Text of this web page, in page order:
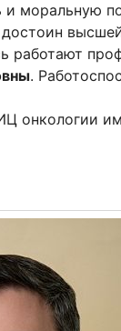
и моральную
работают
.
онкологии